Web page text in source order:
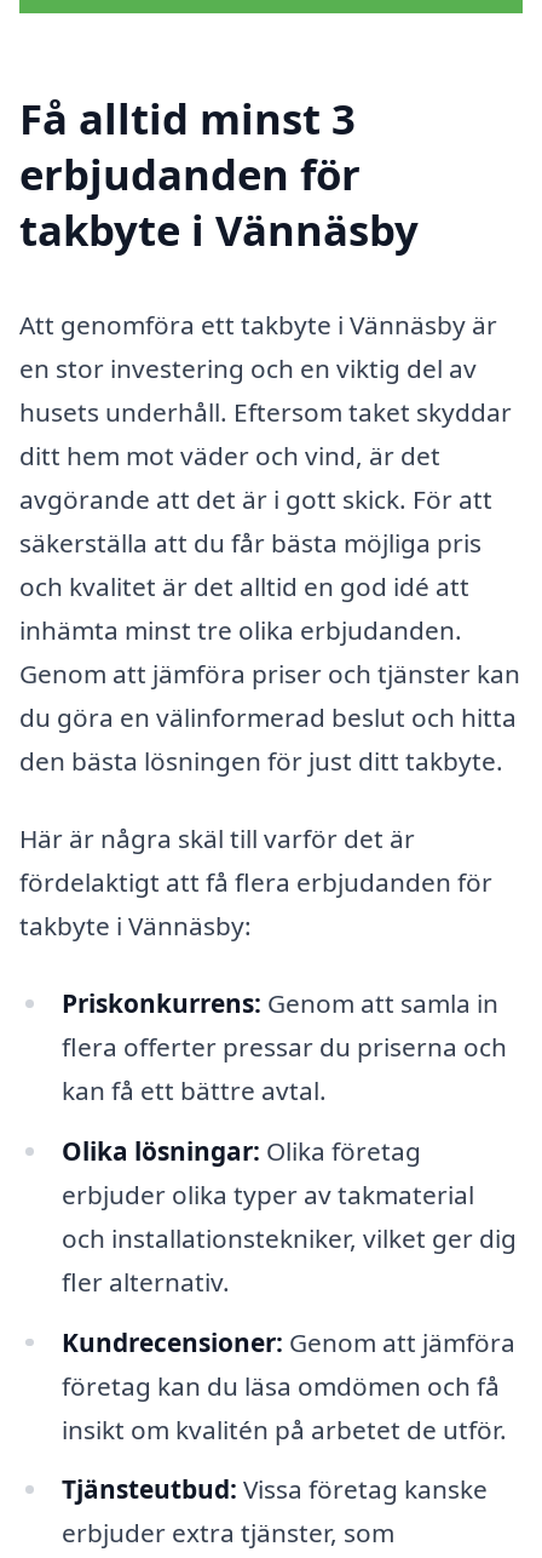
Få alltid minst 3
erbjudanden för
takbyte i Vännäsby
Att genomföra ett takbyte i Vännäsby är
en stor investering och en viktig del av
husets underhåll. Eftersom taket skyddar
ditt hem mot väder och vind, är det
avgörande att det är i gott skick. För att
säkerställa att du får bästa möjliga pris
och kvalitet är det alltid en god idé att
inhämta minst tre olika erbjudanden.
Genom att jämföra priser och tjänster kan
du göra en välinformerad beslut och hitta
den bästa lösningen för just ditt takbyte.
Här är några skäl till varför det är
fördelaktigt att få flera erbjudanden för
takbyte i Vännäsby:
Priskonkurrens: Genom att samla in
flera offerter pressar du priserna och
kan få ett bättre avtal.
Olika lösningar: Olika företag
erbjuder olika typer av takmaterial
och installationstekniker, vilket ger dig
fler alternativ.
Kundrecensioner: Genom att jämföra
företag kan du läsa omdömen och få
insikt om kvalitén på arbetet de utför.
Tjänsteutbud: Vissa företag kanske
erbjuder extra tjänster, som